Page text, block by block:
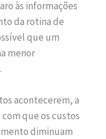
às informações
da rotina de
que um
menor
acontecerem, a
que os custos
diminuam